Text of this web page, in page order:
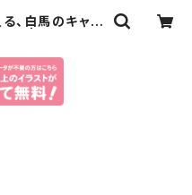
、白馬のキャラ